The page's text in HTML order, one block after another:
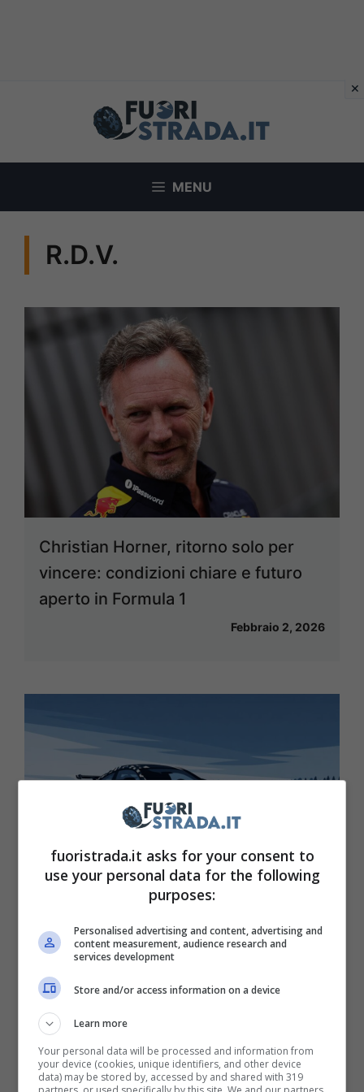
MENU
R.D.V.
Christian Horner, ritorno solo per
vincere: condizioni chiare e futuro
aperto in Formula 1
Febbraio 2, 2026
Mercedes-AMG svela la seconda
bestia della gamma Mythos: una CLE
estremamente potente
fuoristrada.it asks for your consent to
use your personal data for the following
purposes:
Personalised advertising and content, advertising and
content measurement, audience research and
services development
Store and/or access information on a device
Learn more
Your personal data will be processed and information from
your device (cookies, unique identifiers, and other device
data) may be stored by, accessed by and shared with 319